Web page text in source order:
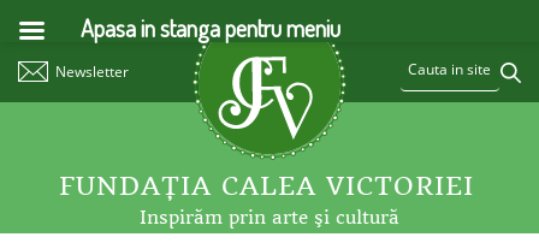
Newsletter
FUNDAŢIA CALEA VICTORIEI
Inspirăm prin arte şi cultură
Apasa in stanga pentru meniu